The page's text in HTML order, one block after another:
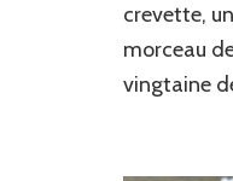
crevette,
morceau
vingtaine